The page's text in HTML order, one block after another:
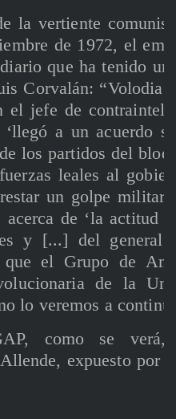
la vertiente
de 1972, el
que ha tenido
Corvalán: “Volodia
el jefe de
‘llegó a un acuerdo
los partidos del
leales al
un golpe
acerca de ‘la actitud
y [...] del general
que el Grupo de
de la
lo veremos a
como se verá,
expuesto por